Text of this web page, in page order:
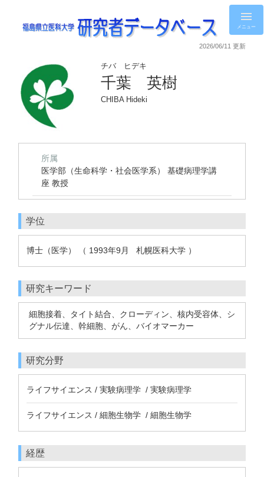
メニュー
2026/06/11 更新
チバ ヒデキ
千葉 英樹
CHIBA Hideki
所属
医学部（生命科学・社会医学系） 基礎病理学講
座 教授
学位
博士（医学） （ 1993年9月 札幌医科大学 ）
研究キーワード
細胞接着、タイト結合、クローディン、核内受容体、シ
グナル伝達、幹細胞、がん、バイオマーカー
研究分野
ライフサイエンス / 実験病理学 / 実験病理学
ライフサイエンス / 細胞生物学 / 細胞生物学
経歴